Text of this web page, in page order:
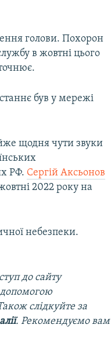
голови. Похорон
в жовтні цього
був у мережі
щодня чути звуки
РФ. Сергій Аксьонов
2022 року на
небезпеки.
до сайту
слідкуйте за
. Рекомендуємо вам